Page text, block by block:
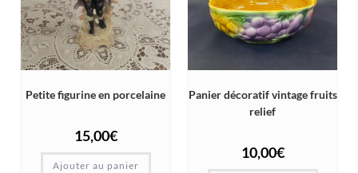
Petite figurine en porcelaine
15,00€
Ajouter au panier
Panier décoratif vintage fruits
relief
10,00€